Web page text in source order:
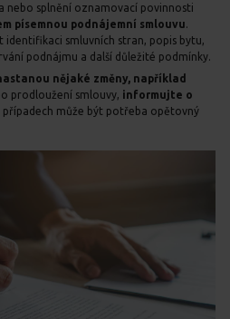
nebo splnění oznamovací povinnosti
písemnou podnájemní smlouvu.
identifikaci smluvních stran, popis bytu,
podnájmu a další důležité podmínky.
nějaké změny, například
prodloužení smlouvy, informujte o
případech může být potřeba opětovný